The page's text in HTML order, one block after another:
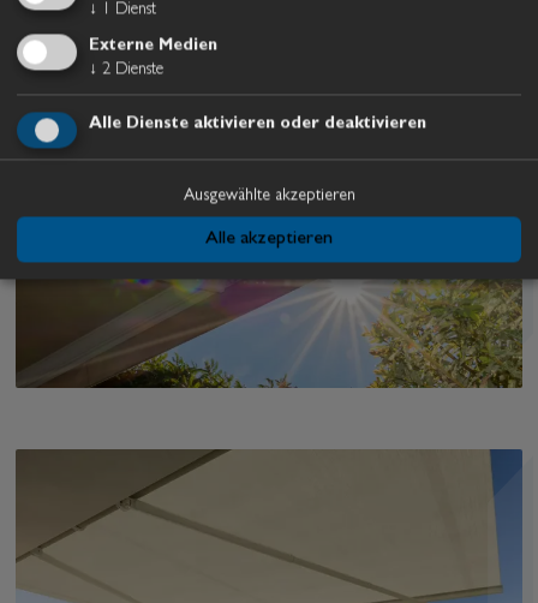
Außenbereiche.
Produktflyer
↓
1 Dienst
Externe Medien
↓ 2 Dienste
Alle Dienste aktivieren oder deaktivieren
Ausgewählte akzeptieren
Alle akzeptieren